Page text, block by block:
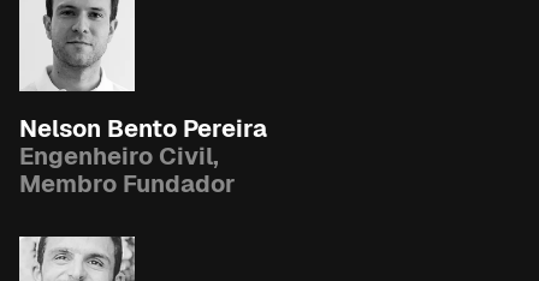
Nelson Bento Pereira
Engenheiro Civil,
Membro Fundador